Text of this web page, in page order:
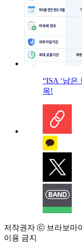
“ISA ‘남은
목!
저작권자 ⓒ 브라보마
이용 금지